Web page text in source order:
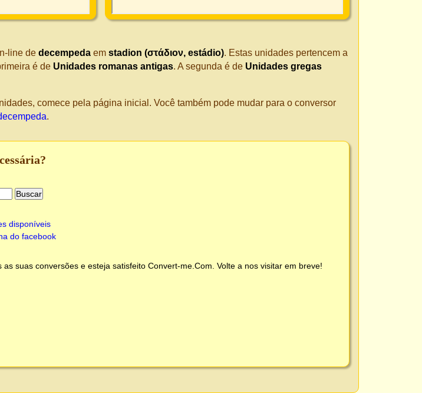
line de decempeda em stadion (στάδιον, estádio). Estas unidades pertencem a
é de Unidades romanas antigas. A segunda é de Unidades gregas
comece pela página inicial. Você também pode mudar para o conversor
.
disponíveis
do facebook
suas conversões e esteja satisfeito Convert-me.Com . Volte a nos visitar em breve!